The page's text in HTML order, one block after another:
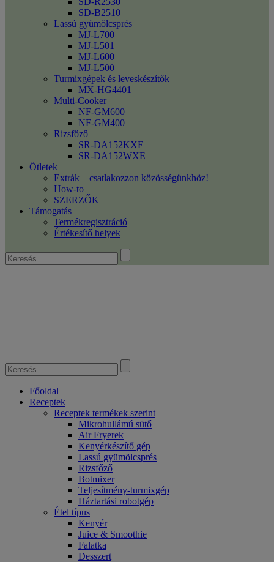
SD-B2510
Lassú gyümölcsprés
MJ-L700
MJ-L501
MJ-L600
MJ-L500
Turmixgépek és leveskészítők
MX-HG4401
Multi-Cooker
NF-GM600
NF-GM400
Rizsfőző
SR-DA152KXE
SR-DA152WXE
Ötletek
Extrák – csatlakozzon közösségünkhöz!
How-to
SZERZŐK
Támogatás
Termékregisztráció
Értékesítő helyek
Főoldal
Receptek
Receptek termékek szerint
Mikrohullámú sütő
Air Fryerek
Kenyérkészítő gép
Lassú gyümölcsprés
Rizsfőző
Botmixer
Teljesítmény-turmixgép
Háztartási robotgép
Étel típus
Kenyér
Juice & Smoothie
Falatka
Desszert